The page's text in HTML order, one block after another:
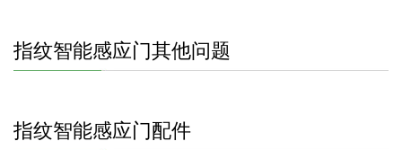
指纹智能感应门其他问题
指纹智能感应门配件